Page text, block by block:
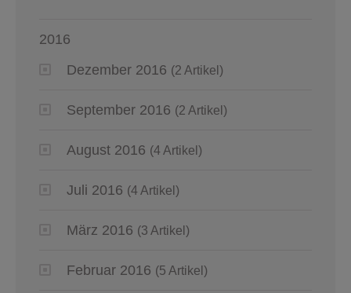
2016
Dezember 2016 (2 Artikel)
September 2016 (2 Artikel)
August 2016 (4 Artikel)
Juli 2016 (4 Artikel)
März 2016 (3 Artikel)
Februar 2016 (5 Artikel)